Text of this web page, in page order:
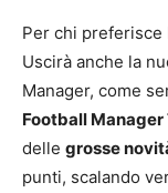
Per chi preferisce
Uscirà anche la
Manager, come
Football Manager
delle grosse
punti, scalando